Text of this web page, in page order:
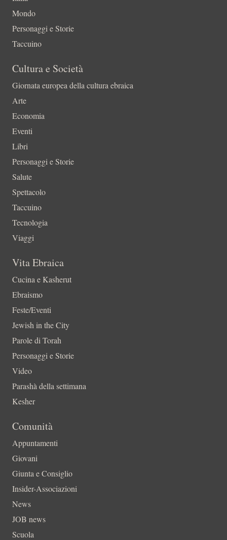
Mondo
Personaggi e Storie
Taccuino
Cultura e Società
Giornata europea della cultura ebraica
Arte
Economia
Eventi
Libri
Personaggi e Storie
Salute
Spettacolo
Taccuino
Tecnologia
Viaggi
Vita Ebraica
Cucina e Kasherut
Ebraismo
Feste/Eventi
Jewish in the City
Parole di Torah
Personaggi e Storie
Video
Parashà della settimana
Kesher
Comunità
Appuntamenti
Giovani
Giunta e Consiglio
Insider-Associazioni
News
JOB news
Scuola